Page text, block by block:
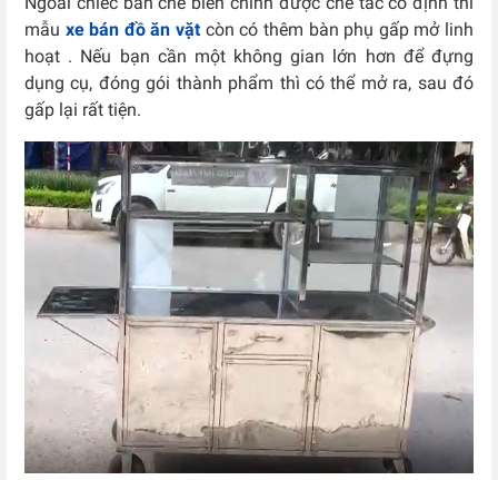
mẫu xe bán đồ ăn vặtcòn có thêm bàn phụ gấp mở linh
hoạt . Nếu bạn cần một không gian lớn hơn để đựng
dụng cụ, đóng gói thành phẩm thì có thể mở ra, sau đó
gấp lại rất tiện.